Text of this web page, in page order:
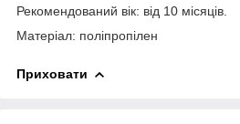
Рекомендований вік: від 10 місяців.
Матеріал: поліпропілен
Приховати